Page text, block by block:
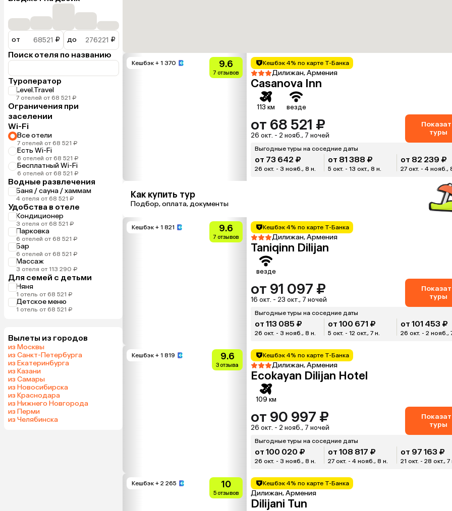
от ₽ до ₽
Поиск отеля по названию
Туроператор
Level.Travel
7 отелей от 68 521 ₽
Ограничения при
заселении
Wi-Fi
Все отели
7 отелей от 68 521 ₽
Есть Wi-Fi
6 отелей от 68 521 ₽
Бесплатный Wi-Fi
6 отелей от 68 521 ₽
Водные развлечения
Баня / сауна / хаммам
4 отеля от 68 521 ₽
Удобства в отеле
Кондиционер
3 отеля от 68 521 ₽
Парковка
6 отелей от 68 521 ₽
Бар
6 отелей от 68 521 ₽
Массаж
3 отеля от 113 290 ₽
Для семей с детьми
Няня
1 отель от 68 521 ₽
Детское меню
1 отель от 68 521 ₽
Вылеты из городов
из Москвы
из Санкт-Петербурга
из Екатеринбурга
из Казани
из Самары
из Новосибирска
из Краснодара
из Нижнего Новгорода
из Перми
из Челябинска
Кешбэк + 1 370 9.6
7 отзывов
Кешбэк 4% по карте Т-Банка
Дилижан, Армения
Casanova Inn
113 км везде
от 68 521 ₽
26 окт. - 2 нояб., 7 ночей
туры
Выгодные туры на соседние даты
от 73 642 ₽
26 окт. - 3 нояб., 8 н.
от 81 388 ₽
5 окт. - 13 окт., 8 н.
от 82 239 ₽
27 окт. - 4 нояб.,
Как купить тур
Подбор, оплата, документы
Кешбэк + 1 821 9.6
7 отзывов
Кешбэк 4% по карте Т-Банка
Дилижан, Армения
Taniqinn Dilijan
везде
от 91 097 ₽
16 окт. - 23 окт., 7 ночей
туры
Выгодные туры на соседние даты
от 113 085 ₽
26 окт. - 3 нояб., 8 н.
от 100 671 ₽
5 окт. - 12 окт., 7 н.
от 101 453 ₽
26 окт. - 2 нояб.,
Кешбэк + 1 819 9.6
3 отзыва
Кешбэк 4% по карте Т-Банка
Дилижан, Армения
Ecokayan Dilijan Hotel
109 км
от 90 997 ₽
26 окт. - 2 нояб., 7 ночей
туры
Выгодные туры на соседние даты
от 100 020 ₽
26 окт. - 3 нояб., 8 н.
от 108 817 ₽
27 окт. - 4 нояб., 8 н.
от 97 163 ₽
21 окт. - 28 окт., 7
Кешбэк + 2 265 10
5 отзывов
Кешбэк 4% по карте Т-Банка
Дилижан, Армения
Dilijani Tun